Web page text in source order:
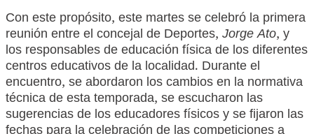
Con este propósito, este martes se celebró la primera
reunión entre el concejal de Deportes, Jorge Ato, y
los responsables de educación física de los diferentes
centros educativos de la localidad. Durante el
encuentro, se abordaron los cambios en la normativa
técnica de esta temporada, se escucharon las
sugerencias de los educadores físicos y se fijaron las